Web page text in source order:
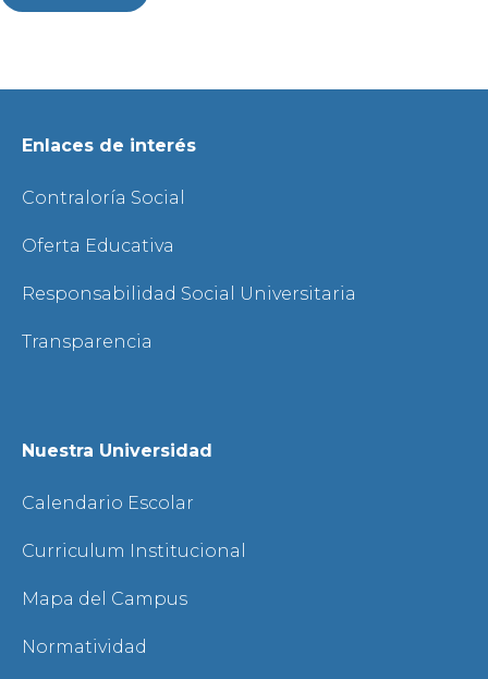
Enlaces de interés
Contraloría Social
Oferta Educativa
Responsabilidad Social Universitaria
Transparencia
Nuestra Universidad
Calendario Escolar
Curriculum Institucional
Mapa del Campus
Normatividad